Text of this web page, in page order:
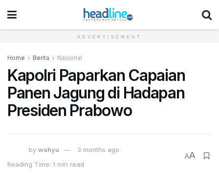
ADVERTISEMENT
Home Berita Nasional
Kapolri Paparkan Capaian
Panen Jagung di Hadapan
Presiden Prabowo
by wahyu
3 months ago
Reading Time: 1 min read
AA